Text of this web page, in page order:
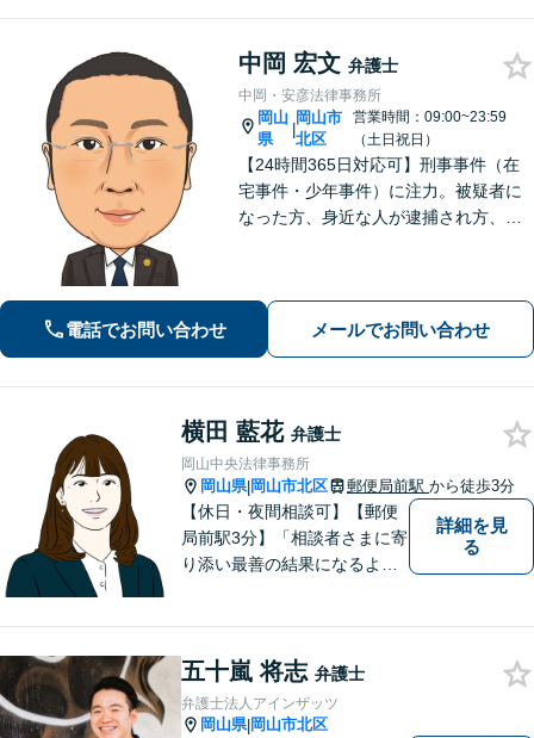
せください。
中岡 宏文 弁護士
中岡・安彦法律事務所
岡山
県
|
岡山市
北区
営業時間：09:00~23:59
（土日祝日）
【24時間365日対応可】刑事事件（在
宅事件・少年事件）に注力。被疑者に
なった方、身近な人が逮捕され方、す
電話でお問い合わせ メールでお問い合わせ
横田 藍花 弁護士
岡山中央法律事務所
岡山県|岡山市北区 郵便局前駅 から徒歩3分
【休日・夜間相談可】【郵便
局前駅3分】「相談者さまに寄
り添い最善の結果になるよう
よる不当な取り調べや身体拘
束から、依頼者さまの利益を
守ります【完全個室相談】
詳細を見
る
五十嵐 将志 弁護士
弁護士法人アインザッツ
岡山県|岡山市北区